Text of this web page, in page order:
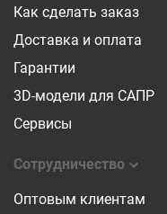
Как сделать заказ
Доставка и оплата
Гарантии
3D-модели для САПР
Сервисы
Сотрудничество
Оптовым клиентам